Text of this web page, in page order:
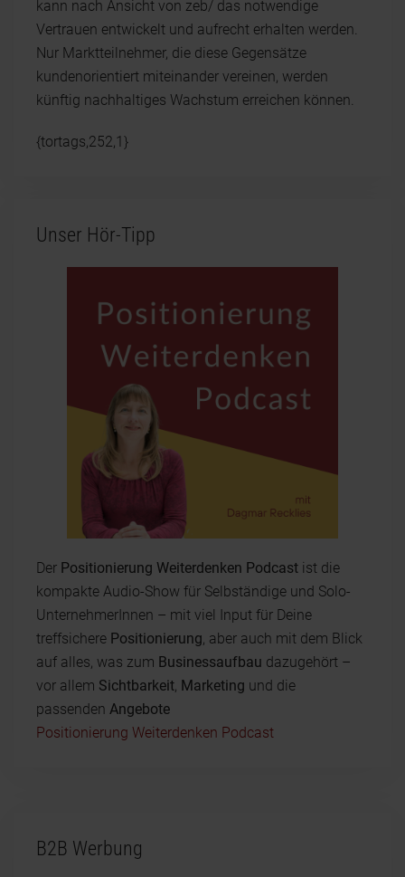
kann nach Ansicht von zeb/ das notwendige
Vertrauen entwickelt und aufrecht erhalten werden.
Nur Marktteilnehmer, die diese Gegensätze
kundenorientiert miteinander vereinen, werden
künftig nachhaltiges Wachstum erreichen können.
{tortags,252,1}
Unser Hör-Tipp
Der Positionierung Weiterdenken Podcast ist die
kompakte Audio-Show für Selbständige und Solo-
UnternehmerInnen – mit viel Input für Deine
treffsichere Positionierung , aber auch mit dem Blick
auf alles, was zum Businessaufbau dazugehört –
vor allem Sichtbarkeit Marketing und die
passenden Angebote
Positionierung Weiterdenken Podcast
B2B Werbung